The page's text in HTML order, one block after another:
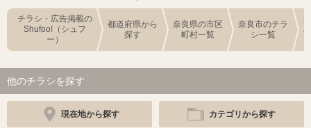
チラシ・広告掲載の
Shufoo!（シュフ
ー）
都道府県から
探す
奈良県の市区
町村一覧
奈良市のチラ
シ一覧
他のチラシを探す
現在地から探す カテゴリから探す